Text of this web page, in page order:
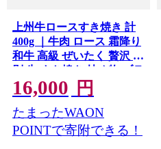
上州牛ロースすき焼き 計
400g ｜牛肉 ロース 霜降り
和牛 高級 ぜいたく 贅沢 特
別 牛 すき焼き 炒め物 ブラ
ンド牛 上州牛 使いやすい
便利 長期保存 冷凍 ストッ
ク 群馬県 前橋市
16,000 円
たまったWAON
POINTで寄附できる！